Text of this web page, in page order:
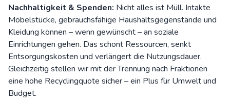
Nachhaltigkeit & Spenden: Nicht alles ist Müll. Intakte
Möbelstücke, gebrauchsfähige Haushaltsgegenstände und
Kleidung können – wenn gewünscht – an soziale
Einrichtungen gehen. Das schont Ressourcen, senkt
Entsorgungskosten und verlängert die Nutzungsdauer.
Gleichzeitig stellen wir mit der Trennung nach Fraktionen
eine hohe Recyclingquote sicher – ein Plus für Umwelt und
Budget.